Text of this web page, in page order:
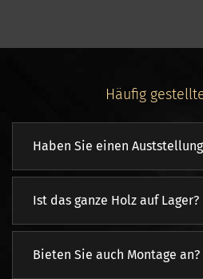
Häufig
Haben Sie einen
Ist das ganze Holz auf Lager?
Bieten Sie auch Montage an?